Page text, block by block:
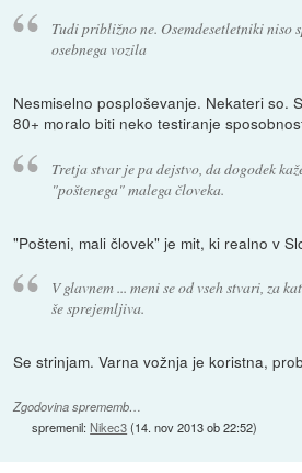
Tudi približno ne. Osemdesetletniki niso
osebnega vozila
Nesmiselno posploševanje. Nekateri so.
80+ moralo biti neko testiranje
Tretja stvar je pa dejstvo, da dogodek
"poštenega" malega človeka.
"Pošteni, mali človek" je mit, ki realno v
V glavnem ... meni se od vseh stvari, za
še sprejemljiva.
Se strinjam. Varna vožnja je koristna,
Zgodovina sprememb…
spremenil:Nikec3(14. nov 2013 ob 22:52)